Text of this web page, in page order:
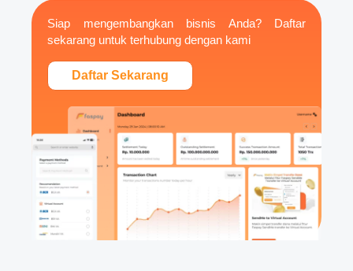
Siap mengembangkan bisnis Anda? Daftar
sekarang untuk terhubung dengan kami
Daftar Sekarang